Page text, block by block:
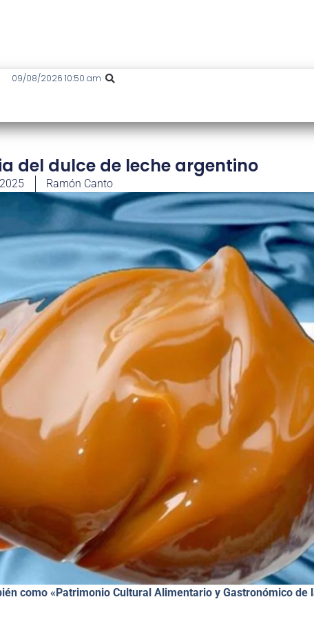
09/08/2026 10:50 am
del dulce de leche argentino
Ramón Canto
como «Patrimonio Cultural Alimentario y Gastronómico de